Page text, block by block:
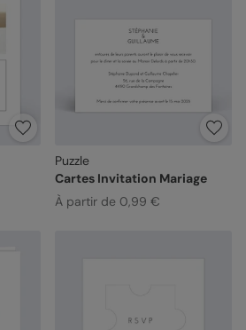
Puzzle
Cartes Invitation Mariage
À partir de 0,99 €